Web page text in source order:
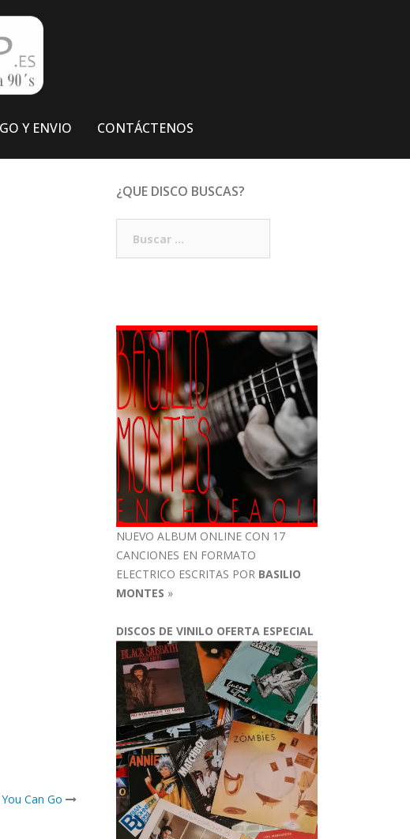
Y ENVIO CONTÁCTENOS
Can Go
¿QUE DISCO BUSCAS?
NUEVO ALBUM ONLINE CON 17
CANCIONES EN FORMATO
ELECTRICO ESCRITAS POR BASILIO
MONTES »
DISCOS DE VINILO OFERTA ESPECIAL